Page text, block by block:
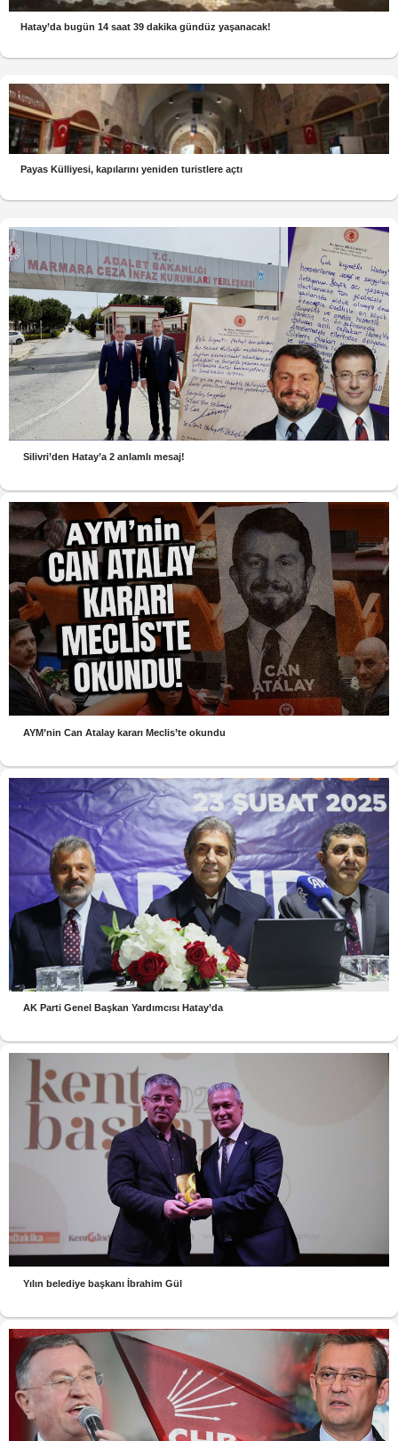
Hatay’da bugün 14 saat 39 dakika gündüz yaşanacak!
Payas Külliyesi, kapılarını yeniden turistlere açtı
Silivri’den Hatay’a 2 anlamlı mesaj!
AYM’nin Can Atalay kararı Meclis’te okundu
AK Parti Genel Başkan Yardımcısı Hatay’da
Yılın belediye başkanı İbrahim Gül